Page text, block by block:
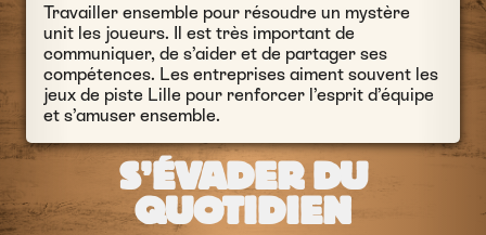
Travailler ensemble pour résoudre un mystère
unit les joueurs. Il est très important de
communiquer, de s’aider et de partager ses
compétences. Les entreprises aiment souvent les
jeux de piste Lille pour renforcer l’esprit d’équipe
et s’amuser ensemble.
S’ÉVADER DU
QUOTIDIEN